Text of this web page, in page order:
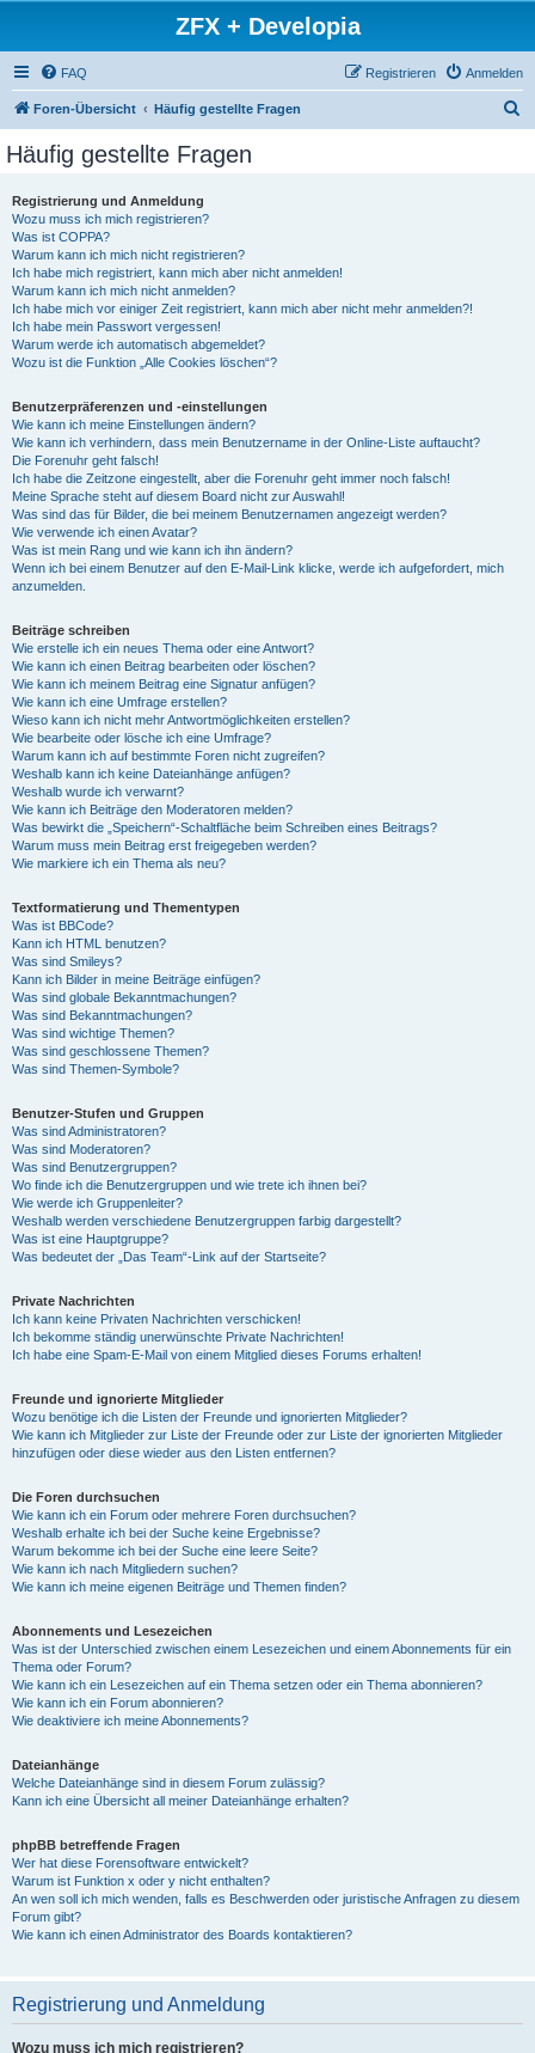
ZFX + Developia
FAQ Anmelden
Registrieren
Foren-Übersicht Häufig gestellte Fragen
Häufig gestellte Fragen
Registrierung und Anmeldung
Wozu muss ich mich registrieren?
Was ist COPPA?
Warum kann ich mich nicht registrieren?
Ich habe mich registriert, kann mich aber nicht anmelden!
Warum kann ich mich nicht anmelden?
Ich habe mich vor einiger Zeit registriert, kann mich aber nicht mehr anmelden?!
Ich habe mein Passwort vergessen!
Warum werde ich automatisch abgemeldet?
Wozu ist die Funktion „Alle Cookies löschen“?
Benutzerpräferenzen und -einstellungen
Wie kann ich meine Einstellungen ändern?
Wie kann ich verhindern, dass mein Benutzername in der Online-Liste auftaucht?
Die Forenuhr geht falsch!
Ich habe die Zeitzone eingestellt, aber die Forenuhr geht immer noch falsch!
Meine Sprache steht auf diesem Board nicht zur Auswahl!
Was sind das für Bilder, die bei meinem Benutzernamen angezeigt werden?
Wie verwende ich einen Avatar?
Was ist mein Rang und wie kann ich ihn ändern?
Wenn ich bei einem Benutzer auf den E-Mail-Link klicke, werde ich aufgefordert, mich
anzumelden.
Beiträge schreiben
Wie erstelle ich ein neues Thema oder eine Antwort?
Wie kann ich einen Beitrag bearbeiten oder löschen?
Wie kann ich meinem Beitrag eine Signatur anfügen?
Wie kann ich eine Umfrage erstellen?
Wieso kann ich nicht mehr Antwortmöglichkeiten erstellen?
Wie bearbeite oder lösche ich eine Umfrage?
Warum kann ich auf bestimmte Foren nicht zugreifen?
Weshalb kann ich keine Dateianhänge anfügen?
Weshalb wurde ich verwarnt?
Wie kann ich Beiträge den Moderatoren melden?
Was bewirkt die „Speichern“-Schaltfläche beim Schreiben eines Beitrags?
Warum muss mein Beitrag erst freigegeben werden?
Wie markiere ich ein Thema als neu?
Textformatierung und Thementypen
Was ist BBCode?
Kann ich HTML benutzen?
Was sind Smileys?
Kann ich Bilder in meine Beiträge einfügen?
Was sind globale Bekanntmachungen?
Was sind Bekanntmachungen?
Was sind wichtige Themen?
Was sind geschlossene Themen?
Was sind Themen-Symbole?
Benutzer-Stufen und Gruppen
Was sind Administratoren?
Was sind Moderatoren?
Was sind Benutzergruppen?
Wo finde ich die Benutzergruppen und wie trete ich ihnen bei?
Wie werde ich Gruppenleiter?
Weshalb werden verschiedene Benutzergruppen farbig dargestellt?
Was ist eine Hauptgruppe?
Was bedeutet der „Das Team“-Link auf der Startseite?
Private Nachrichten
Ich kann keine Privaten Nachrichten verschicken!
Ich bekomme ständig unerwünschte Private Nachrichten!
Ich habe eine Spam-E-Mail von einem Mitglied dieses Forums erhalten!
Freunde und ignorierte Mitglieder
Wozu benötige ich die Listen der Freunde und ignorierten Mitglieder?
Wie kann ich Mitglieder zur Liste der Freunde oder zur Liste der ignorierten Mitglieder
hinzufügen oder diese wieder aus den Listen entfernen?
Die Foren durchsuchen
Wie kann ich ein Forum oder mehrere Foren durchsuchen?
Weshalb erhalte ich bei der Suche keine Ergebnisse?
Warum bekomme ich bei der Suche eine leere Seite?
Wie kann ich nach Mitgliedern suchen?
Wie kann ich meine eigenen Beiträge und Themen finden?
Abonnements und Lesezeichen
Was ist der Unterschied zwischen einem Lesezeichen und einem Abonnements für ein
Thema oder Forum?
Wie kann ich ein Lesezeichen auf ein Thema setzen oder ein Thema abonnieren?
Wie kann ich ein Forum abonnieren?
Wie deaktiviere ich meine Abonnements?
Dateianhänge
Welche Dateianhänge sind in diesem Forum zulässig?
Kann ich eine Übersicht all meiner Dateianhänge erhalten?
phpBB betreffende Fragen
Wer hat diese Forensoftware entwickelt?
Warum ist Funktion x oder y nicht enthalten?
An wen soll ich mich wenden, falls es Beschwerden oder juristische Anfragen zu diesem
Forum gibt?
Wie kann ich einen Administrator des Boards kontaktieren?
Registrierung und Anmeldung
Wozu muss ich mich registrieren?